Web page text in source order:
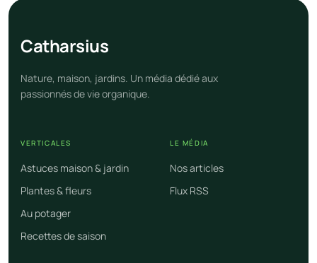
Catharsius
Nature, maison, jardins. Un média dédié aux
passionnés de vie organique.
VERTICALES
Astuces maison & jardin
Plantes & fleurs
Au potager
Recettes de saison
LE MÉDIA
Nos articles
Flux RSS